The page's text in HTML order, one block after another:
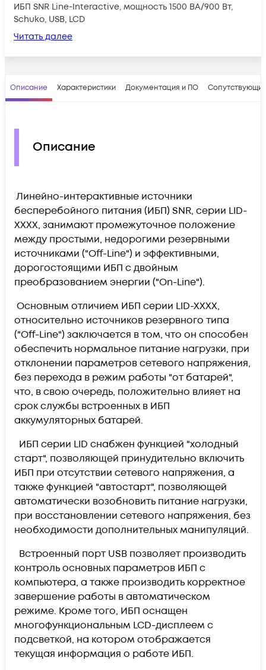
ИБП SNR Line-Interactive, мощность 1500 ВА/900 Вт,
Schuko, USB, LCD
Читать далее
Описание Характеристики Документация и ПО
Описание
Линейно-интерактивные источники
бесперебойного питания (ИБП) SNR, серии LID-
XXXX, занимают промежуточное положение
между простыми, недорогими резервными
источниками ("Off-Line") и эффективными,
дорогостоящими ИБП с двойным
преобразованием энергии ("On-Line").
Основным отличием ИБП серии LID-XXXX,
относительно источников резервного типа
("Off-Line") заключается в том, что он способен
обеспечить нормальное питание нагрузки, при
отклонении параметров сетевого напряжения,
без перехода в режим работы "от батарей",
что, в свою очередь, положительно влияет на
срок службы встроенных в ИБП
аккумуляторных батарей.
ИБП серии LID снабжен функцией "холодный
старт", позволяющей принудительно включить
ИБП при отсутствии сетевого напряжения, а
также функцией "автостарт", позволяющей
автоматически возобновить питание нагрузки,
при восстановлении сетевого напряжения, без
необходимости дополнительных манипуляций.
Встроенный порт USB позволяет производить
контроль основных параметров ИБП с
компьютера, а также производить корректное
завершение работы в автоматическом
режиме. Кроме того, ИБП оснащен
многофункциональным LCD-дисплеем с
подсветкой, на котором отображается
текущая информация о работе ИБП.